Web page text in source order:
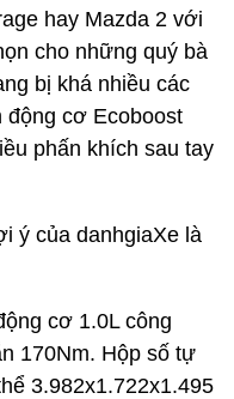
hay Mazda 2 với
cho những quý bà
bị khá nhiều các
động cơ Ecoboost
phấn khích sau tay
ý của danhgiaXe là
cơ 1.0L công
170Nm. Hộp số tự
3.982x1.722x1.495